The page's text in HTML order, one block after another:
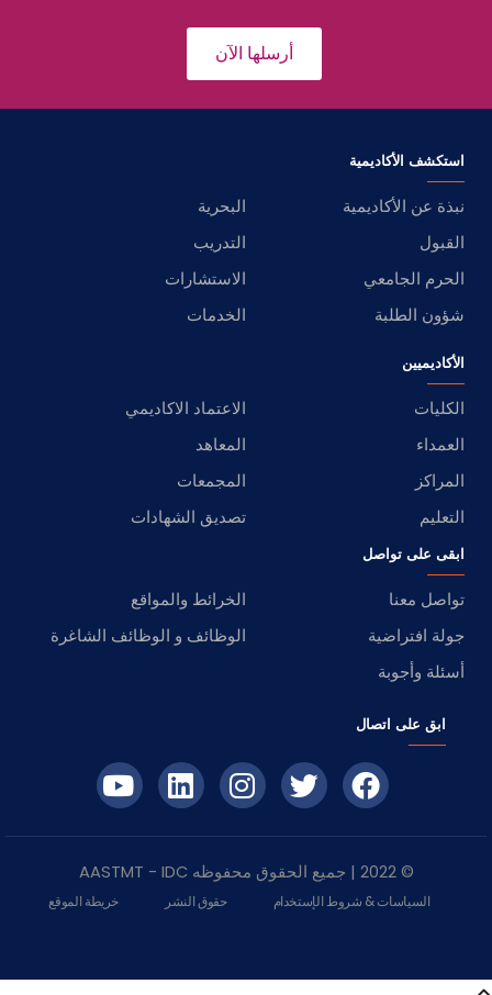
أرسلها الآن
استكشف الأكاديمية
نبذة عن الأكاديمية
البحرية
القبول
التدريب
الحرم الجامعي
الاستشارات
شؤون الطلبة
الخدمات
الأكاديميين
الكليات
الاعتماد الاكاديمي
العمداء
المعاهد
المراكز
المجمعات
التعليم
تصديق الشهادات
ابقى على تواصل
تواصل معنا
الخرائط والمواقع
جولة افتراضية
الوظائف و الوظائف الشاغرة
أسئلة وأجوبة
ابق على اتصال
© 2022 | جميع الحقوق محفوظه IDC
- AASTMT
السياسات & شروط الإستخدام حقوق النشر خريطة الموقع